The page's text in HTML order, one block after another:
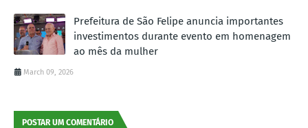
Prefeitura de São Felipe anuncia importantes
investimentos durante evento em homenagem
ao mês da mulher
March 09, 2026
POSTAR UM COMENTÁRIO